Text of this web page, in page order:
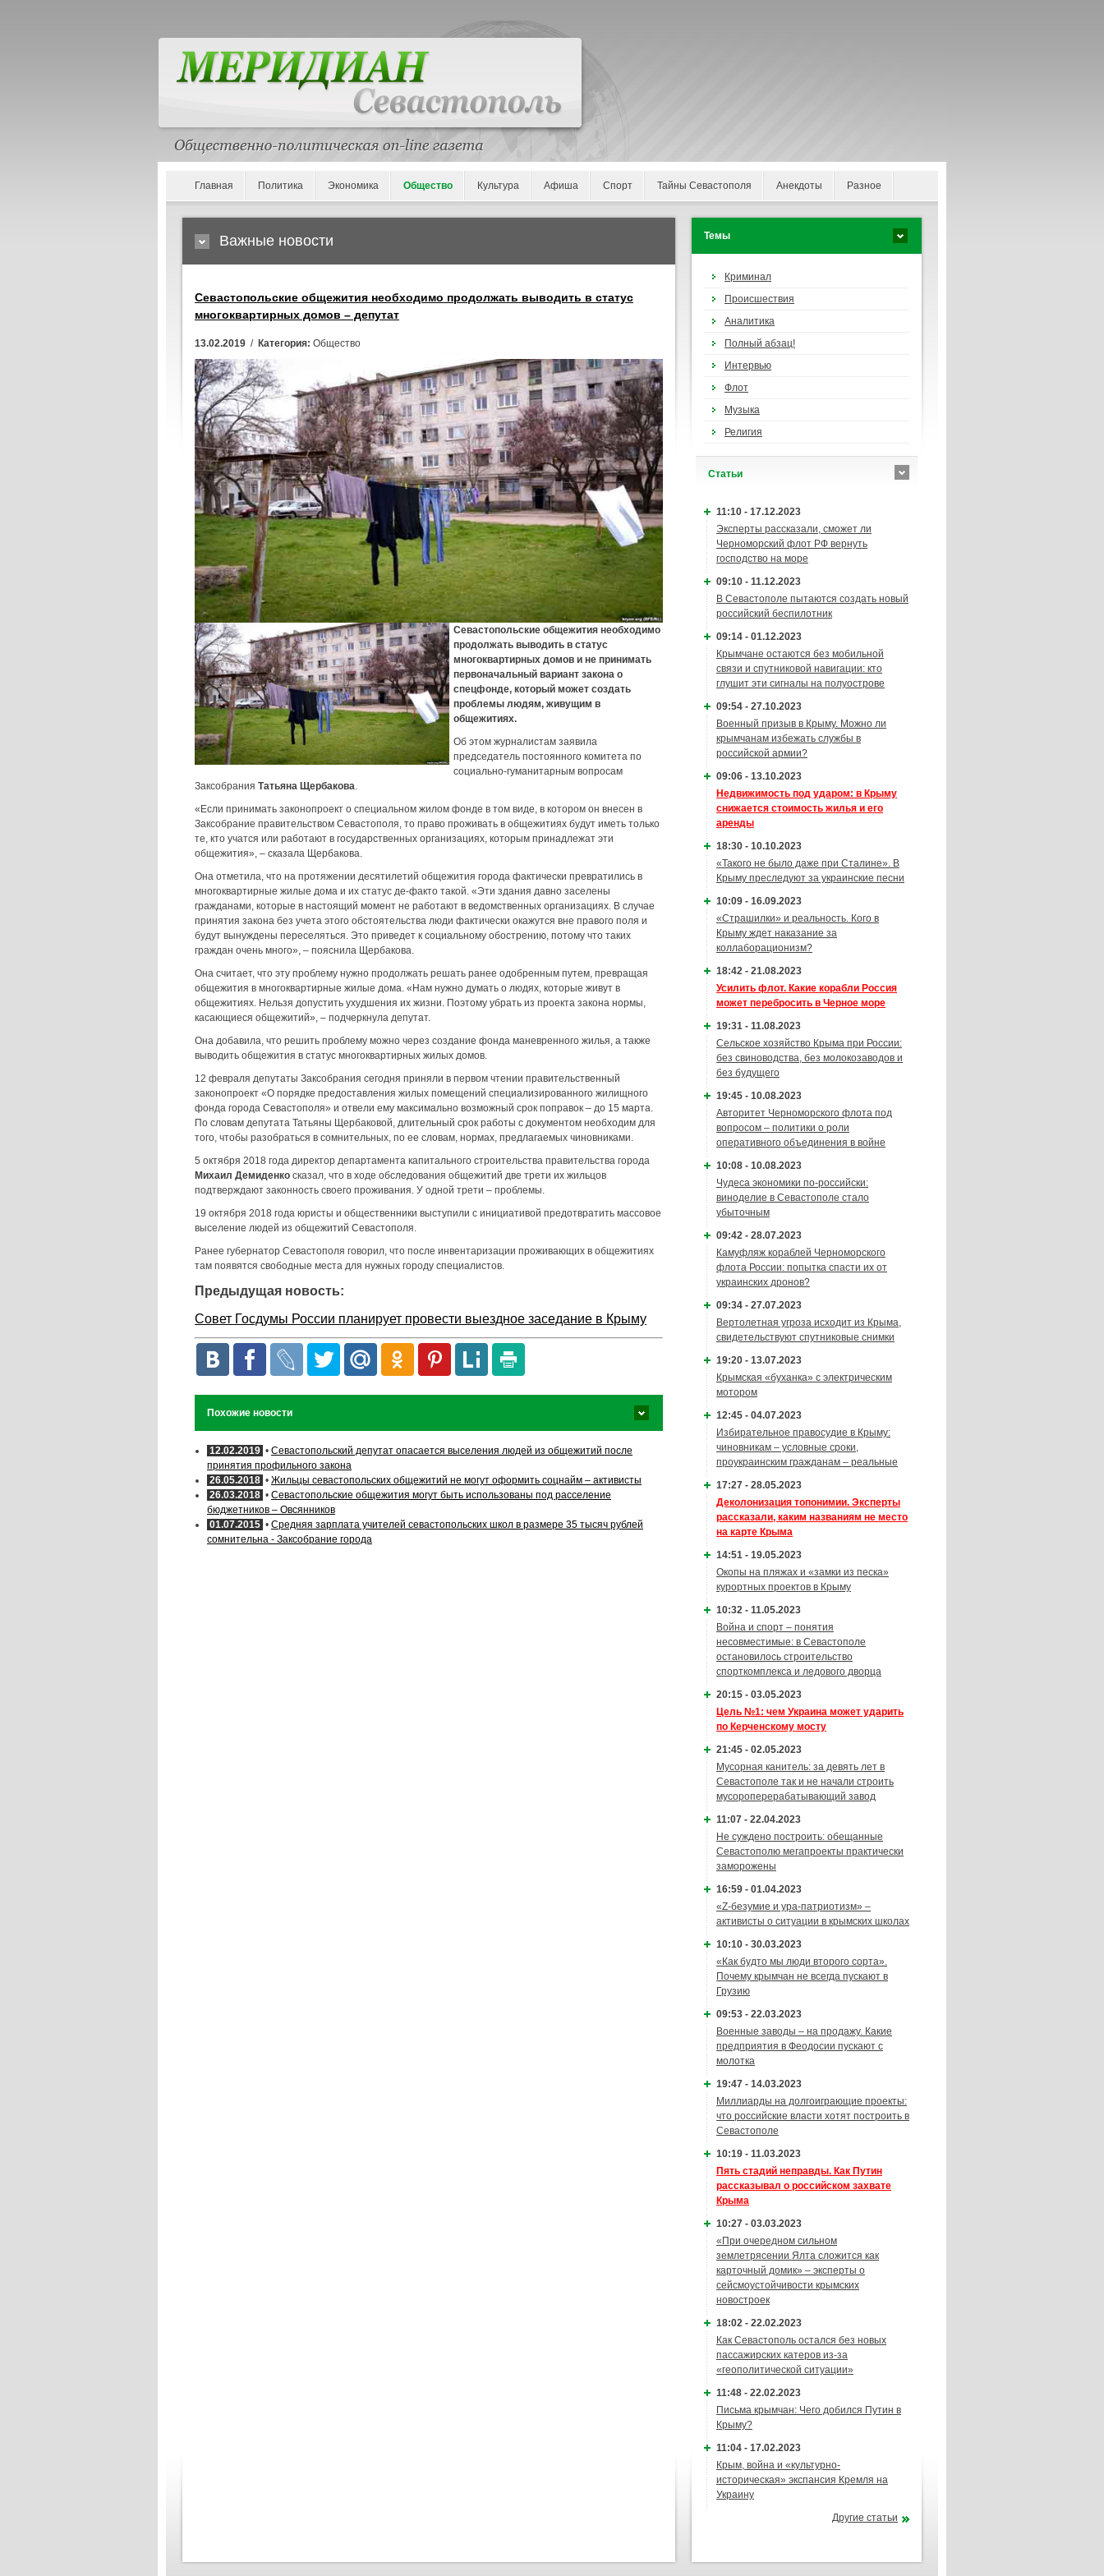
Главная Политика Экономика Общество Культура Афиша Спорт Тайны Севастополя Анекдоты Разное
Важные новости
Севастопольские общежития необходимо продолжать выводить в статус
многоквартирных домов – депутат
13.02.2019 / Категория: Общество
Севастопольские общежития необходимо
продолжать выводить в статус
многоквартирных домов и не принимать
первоначальный вариант закона о
спецфонде, который может создать
проблемы людям, живущим в
общежитиях.
Об этом журналистам заявила
председатель постоянного комитета по
социально-гуманитарным вопросам
Заксобрания Татьяна Щербакова
«Если принимать законопроект о специальном жилом фонде в том виде, в котором он внесен в
Заксобрание правительством Севастополя, то право проживать в общежитиях будут иметь только
те, кто учатся или работают в государственных организациях, которым принадлежат эти
общежития», – сказала Щербакова.
Она отметила, что на протяжении десятилетий общежития города фактически превратились в
многоквартирные жилые дома и их статус де-факто такой. «Эти здания давно заселены
гражданами, которые в настоящий момент не работают в ведомственных организациях. В случае
принятия закона без учета этого обстоятельства люди фактически окажутся вне правого поля и
будут вынуждены переселяться. Это приведет к социальному обострению, потому что таких
граждан очень много», – пояснила Щербакова.
Она считает, что эту проблему нужно продолжать решать ранее одобренным путем, превращая
общежития в многоквартирные жилые дома. «Нам нужно думать о людях, которые живут в
общежитиях. Нельзя допустить ухудшения их жизни. Поэтому убрать из проекта закона нормы,
касающиеся общежитий», – подчеркнула депутат.
Она добавила, что решить проблему можно через создание фонда маневренного жилья, а также
выводить общежития в статус многоквартирных жилых домов.
12 февраля депутаты Заксобрания сегодня приняли в первом чтении правительственный
законопроект «О порядке предоставления жилых помещений специализированного жилищного
фонда города Севастополя» и отвели ему максимально возможный срок поправок – до 15 марта.
По словам депутата Татьяны Щербаковой, длительный срок работы с документом необходим для
того, чтобы разобраться в сомнительных, по ее словам, нормах, предлагаемых чиновниками.
5 октября 2018 года директор департамента капитального строительства правительства города
Михаил Демиденко сказал, что в ходе обследования общежитий две трети их жильцов
подтверждают законность своего проживания. У одной трети – проблемы.
19 октября 2018 года юристы и общественники выступили с инициативой предотвратить массовое
выселение людей из общежитий Севастополя.
Ранее губернатор Севастополя говорил, что после инвентаризации проживающих в общежитиях
там появятся свободные места для нужных городу специалистов.
Предыдущая новость:
Совет Госдумы России планирует провести выездное заседание в Крыму
Похожие новости
12.02.2019 • Севастопольский депутат опасается выселения людей из общежитий после
принятия профильного закона
26.05.2018 • Жильцы севастопольских общежитий не могут оформить соцнайм – активисты
26.03.2018 • Севастопольские общежития могут быть использованы под расселение
бюджетников – Овсянников
01.07.2015 • Средняя зарплата учителей севастопольских школ в размере 35 тысяч рублей
сомнительна - Заксобрание города
Темы
Криминал
Происшествия
Аналитика
Полный абзац!
Интервью
Флот
Музыка
Религия
Cтатьи
11:10 - 17.12.2023
Эксперты рассказали, сможет ли
Черноморский флот РФ вернуть
господство на море
09:10 - 11.12.2023
В Севастополе пытаются создать новый
российский беспилотник
09:14 - 01.12.2023
Крымчане остаются без мобильной
связи и спутниковой навигации: кто
глушит эти сигналы на полуострове
09:54 - 27.10.2023
Военный призыв в Крыму. Можно ли
крымчанам избежать службы в
российской армии?
09:06 - 13.10.2023
Недвижимость под ударом: в Крыму
снижается стоимость жилья и его
аренды
18:30 - 10.10.2023
«Такого не было даже при Сталине». В
Крыму преследуют за украинские песни
10:09 - 16.09.2023
«Страшилки» и реальность. Кого в
Крыму ждет наказание за
коллаборационизм?
18:42 - 21.08.2023
Усилить флот. Какие корабли Россия
может перебросить в Черное море
19:31 - 11.08.2023
Сельское хозяйство Крыма при России:
без свиноводства, без молокозаводов и
без будущего
19:45 - 10.08.2023
Авторитет Черноморского флота под
вопросом – политики о роли
оперативного объединения в войне
10:08 - 10.08.2023
Чудеса экономики по-российски:
виноделие в Севастополе стало
убыточным
09:42 - 28.07.2023
Камуфляж кораблей Черноморского
флота России: попытка спасти их от
украинских дронов?
09:34 - 27.07.2023
Вертолетная угроза исходит из Крыма,
свидетельствуют спутниковые снимки
19:20 - 13.07.2023
Крымская «буханка» с электрическим
мотором
12:45 - 04.07.2023
Избирательное правосудие в Крыму:
чиновникам – условные сроки,
проукраинским гражданам – реальные
17:27 - 28.05.2023
Деколонизация топонимии. Эксперты
рассказали, каким названиям не место
на карте Крыма
14:51 - 19.05.2023
Окопы на пляжах и «замки из песка»
курортных проектов в Крыму
10:32 - 11.05.2023
Война и спорт – понятия
несовместимые: в Севастополе
остановилось строительство
спорткомплекса и ледового дворца
20:15 - 03.05.2023
Цель №1: чем Украина может ударить
по Керченскому мосту
21:45 - 02.05.2023
Мусорная канитель: за девять лет в
Севастополе так и не начали строить
мусороперерабатывающий завод
11:07 - 22.04.2023
Не суждено построить: обещанные
Севастополю мегапроекты практически
заморожены
16:59 - 01.04.2023
«Z-безумие и ура-патриотизм» –
активисты о ситуации в крымских школах
10:10 - 30.03.2023
«Как будто мы люди второго сорта».
Почему крымчан не всегда пускают в
Грузию
09:53 - 22.03.2023
Военные заводы – на продажу. Какие
предприятия в Феодосии пускают с
молотка
19:47 - 14.03.2023
Миллиарды на долгоиграющие проекты:
что российские власти хотят построить в
Севастополе
10:19 - 11.03.2023
Пять стадий неправды. Как Путин
рассказывал о российском захвате
Крыма
10:27 - 03.03.2023
«При очередном сильном
землетрясении Ялта сложится как
карточный домик» – эксперты о
сейсмоустойчивости крымских
новостроек
18:02 - 22.02.2023
Как Севастополь остался без новых
пассажирских катеров из-за
«геополитической ситуации»
11:48 - 22.02.2023
Письма крымчан: Чего добился Путин в
Крыму?
11:04 - 17.02.2023
Крым, война и «культурно-
историческая» экспансия Кремля на
Украину
Другие статьи